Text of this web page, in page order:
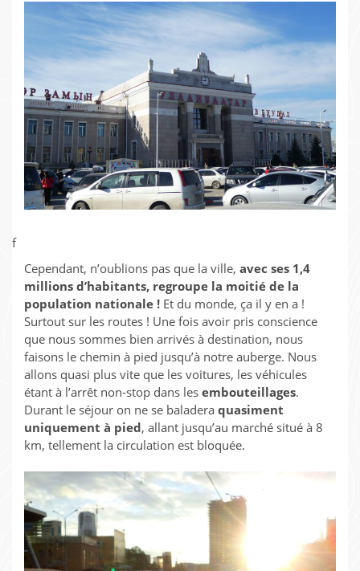
f
Cependant, n’oublions pas que la ville, avec ses 1,4
millions d’habitants, regroupe la moitié de la
population nationale ! Et du monde, ça il y en a !
Surtout sur les routes ! Une fois avoir pris conscience
que nous sommes bien arrivés à destination, nous
faisons le chemin à pied jusqu’à notre auberge. Nous
allons quasi plus vite que les voitures, les véhicules
étant à l’arrêt non-stop dans les embouteillages.
Durant le séjour on ne se baladera quasiment
uniquement à pied, allant jusqu’au marché situé à 8
km, tellement la circulation est bloquée.